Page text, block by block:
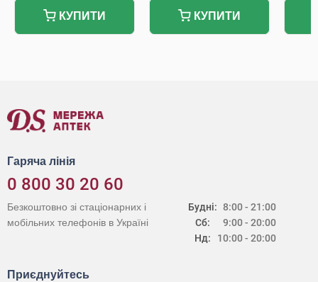
КУПИТИ КУПИТИ
Гаряча лінія
0 800 30 20 60
Будні:
Сб:
Нд:
8:00 - 21:00
9:00 - 20:00
10:00 - 20:00
Безкоштовно зі стаціонарних і
мобільних телефонів в Україні
Приєднуйтесь